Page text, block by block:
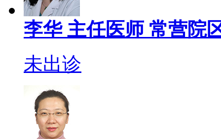
李华 主任医师 常营院
未出诊